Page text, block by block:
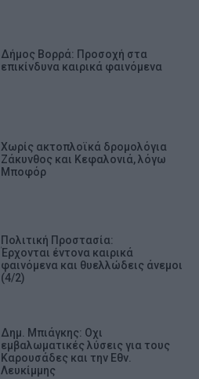
Δήμος Βορρά: Προσοχή στα
επικίνδυνα καιρικά φαινόμενα
Χωρίς ακτοπλοϊκά δρομολόγια
Ζάκυνθος και Κεφαλονιά, λόγω
Mποφόρ
Πολιτική Προστασία:
Έρχονται έντονα καιρικά
φαινόμενα και θυελλώδεις άνεμοι
(4/2)
Δημ. Μπιάγκης: Οχι
εμβαλωματικές λύσεις για τους
Καρουσάδες και την Εθν.
Λευκίμμης